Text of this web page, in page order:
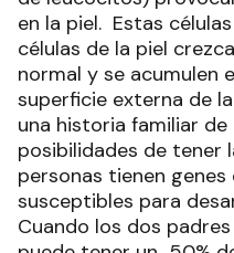
en la piel. Estas
células de la piel
normal y se acumulen
superficie externa de
una historia familiar
posibilidades de tener
personas tienen genes
susceptibles para
Cuando los dos